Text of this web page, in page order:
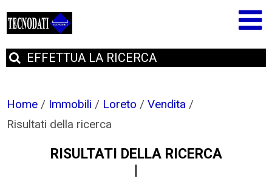
EFFETTUA LA RICERCA
Home / Immobili / Loreto /Vendita /
Risultati della ricerca
RISULTATI DELLA RICERCA